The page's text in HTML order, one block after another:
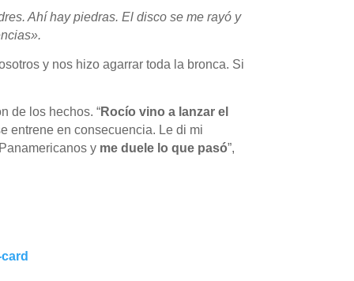
Ahí hay piedras. El disco se me rayó y
y nos hizo agarrar toda la bronca. Si
de los hechos. “Rocío vino a lanzar el
entrene en consecuencia. Le di mi
y me duele lo que pasó”,